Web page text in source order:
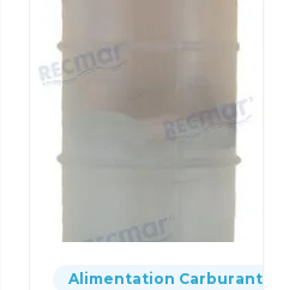
Alimentation Carburant